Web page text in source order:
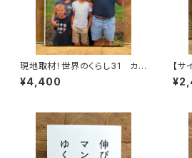
現地取材！世界のくらし31 カナ
ダ
¥4,400
【
ボー